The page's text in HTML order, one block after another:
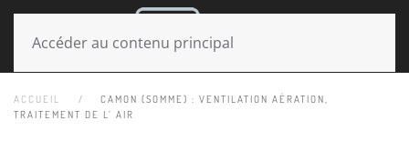
Accéder au contenu principal
ACCUEIL
CAMON (SOMME) : VENTILATION AÉRATION,
TRAITEMENT DE L’ AIR